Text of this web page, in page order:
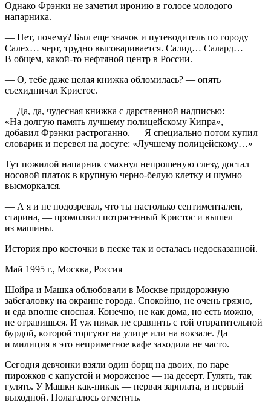
Однако Фрэнки не заметил иронию в голосе молодого
напарника.
— Нет, почему? Был еще значок и путеводитель по городу
Салех… черт, трудно выговаривается. Салид… Салард…
В общем, какой-то нефтяной центр в России.
— О, тебе даже целая книжка обломилась? — опять
съехидничал Кристос.
— Да, да, чудесная книжка с дарственной надписью:
«На долгую память лучшему полицейскому Кипра», —
добавил Фрэнки растроганно. — Я специально потом купил
словарик и перевел на досуге: «Лучшему полицейскому…»
Тут пожилой напарник смахнул непрошеную слезу, достал
носовой платок в крупную черно-белую клетку и шумно
высморкался.
— А я и не подозревал, что ты настолько сентиментален,
старина, — промолвил потрясенный Кристос и вышел
из машины.
История про косточки в песке так и осталась недосказанной.
Май 1995 г., Москва, Россия
Шойра и Машка облюбовали в Москве придорожную
забегаловку на окраине города. Спокойно, не очень грязно,
и еда вполне сносная. Конечно, не как дома, но есть можно,
не отравишься. И уж никак не сравнить с той отвратительной
бурдой, которой торгуют на улице или на вокзале. Да
и милиция в это неприметное кафе заходила не часто.
Сегодня девчонки взяли один борщ на двоих, по паре
пирожков с капустой и мороженое — на десерт. Гулять, так
гулять. У Машки как-никак — первая зарплата, и первый
выходной. Полагалось отметить.